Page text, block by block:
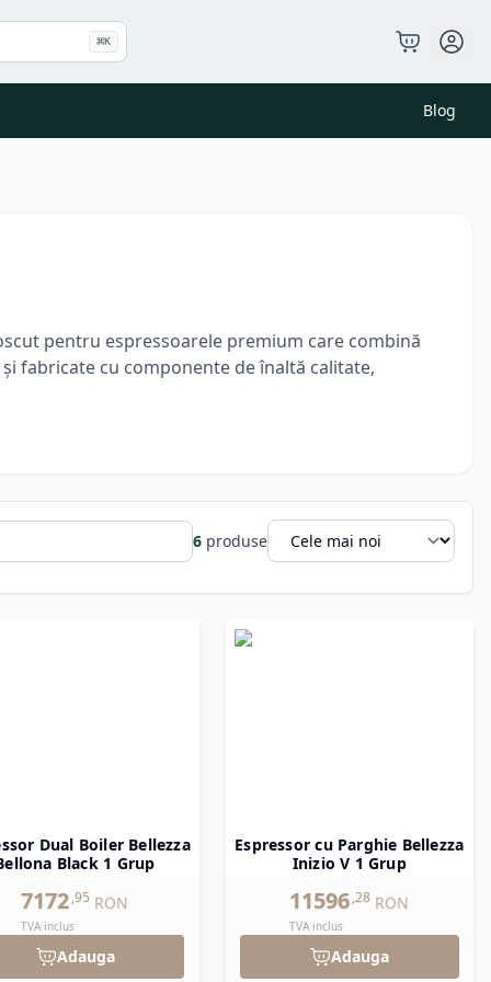
⌘K
Blog
pentru espressoarele premium care combină
fabricate cu componente de înaltă calitate,
Bellezza Machine Caffè oferă control
calitatea construcției și experiența autentică
6 produse
Dual Boiler Bellezza
Black 1 Grup
7172,95 RON
TVA inclus
Adauga
Espressor cu Parghie Bellezza
Inizio V 1 Grup
11596,28 RON
TVA inclus
Adauga